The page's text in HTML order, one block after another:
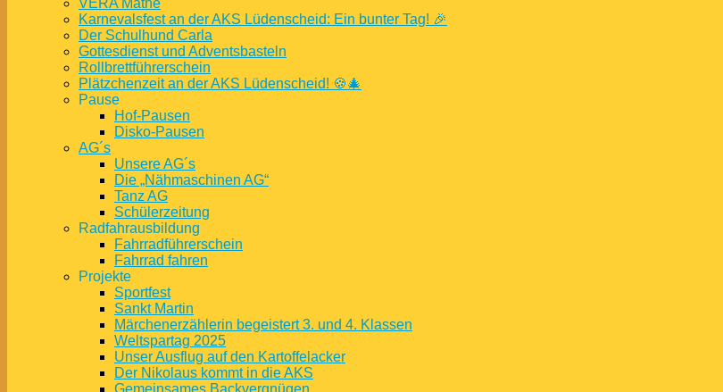
VERA Mathe
Karnevalsfest an der AKS Lüdenscheid: Ein bunter Tag! 🎉
Der Schulhund Carla
Gottesdienst und Adventsbasteln
Rollbrettführerschein
Plätzchenzeit an der AKS Lüdenscheid! 🍪🎄
Pause
Hof-Pausen
Disko-Pausen
AG´s
Unsere AG´s
Die „Nähmaschinen AG“
Tanz AG
Schülerzeitung
Radfahrausbildung
Fahrradführerschein
Fahrrad fahren
Projekte
Sportfest
Sankt Martin
Märchenerzählerin begeistert 3. und 4. Klassen
Weltspartag 2025
Unser Ausflug auf den Kartoffelacker
Der Nikolaus kommt in die AKS
Gemeinsames Backvergnügen